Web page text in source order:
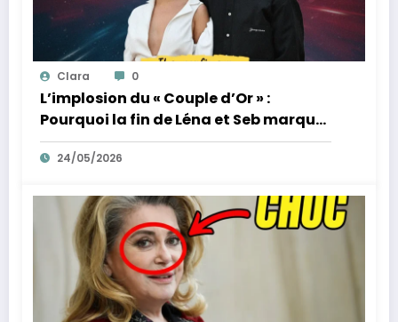
Clara 0
L’implosion du « Couple d’Or » :
Pourquoi la fin de Léna et Seb marque
la fin de l’innocence sur YouTube
24/05/2026